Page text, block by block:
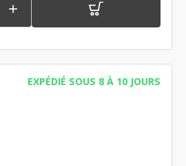

EXPÉDIÉ SOUS 8 À 10 JOURS